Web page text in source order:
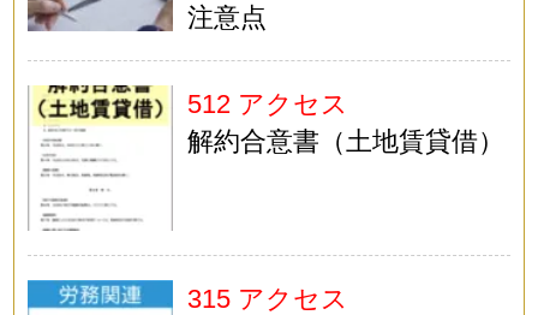
注意点
512 アクセス
解約合意書（土地賃貸借）
315 アクセス